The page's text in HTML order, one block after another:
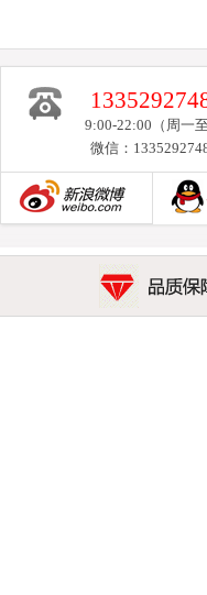
9:00-22:00（周一至
微信：
品质保障 品牌厂